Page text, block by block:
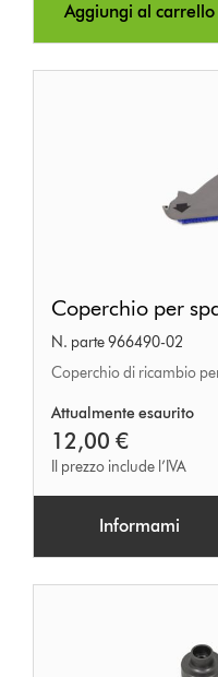
Aggiungi al carrello
per
spazzola
morbida
a
rullo
Coperchio per
N. parte 966490-02
Coperchio di ricambio
Attualmente esaurito
12,00 €
Il prezzo include l’IVA
Informami